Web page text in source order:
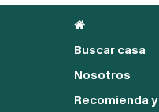
Buscar casa
Nosotros
Recomienda